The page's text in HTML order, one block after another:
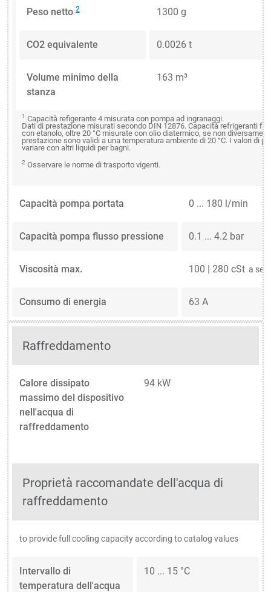
Peso netto 2 1300 g
CO2 equivalente 0.0026 t
Volume minimo della
stanza
163 m³
1 Capacità refigerante 4 misurata con pompa ad ingranaggi.
Dati di prestazione misurati secondo DIN 12876. Capacità refrigeranti
con etanolo, oltre 20 °C misurate con olio diatermico, se non
prestazione sono validi a una temperatura ambiente di 20 °C. I valori di
variare con altri liquidi per bagni.
2 Osservare le norme di trasporto vigenti.
Capacità pompa portata 0 ... 180 l/min
Capacità pompa flusso pressione 0.1 ... 4.2 bar
Viscosità max. 100 | 280 cSt a
Consumo di energia 63 A
Raffreddamento
Calore dissipato
massimo del dispositivo
nell'acqua di
raffreddamento
94 kW
Proprietà raccomandate dell'acqua di
raffreddamento
to provide full cooling capacity according to catalog values
Intervallo di
temperatura dell'acqua
10 ... 15 °C